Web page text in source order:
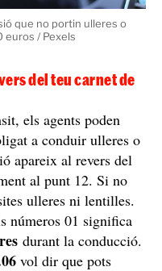
que no portin ulleres o
euros / Pexels
del teu carnet de
els agents poden
a conduir ulleres o
apareix al revers del
al punt 12. Si no
ulleres ni lentilles.
números 01 significa
durant la conducció.
vol dir que pots